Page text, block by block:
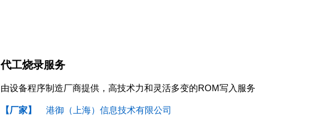
代工烧录服务
由设备程序制造厂商提供，高技术力和灵活多变的ROM写入服务
【厂家】 港御（上海）信息技术有限公司